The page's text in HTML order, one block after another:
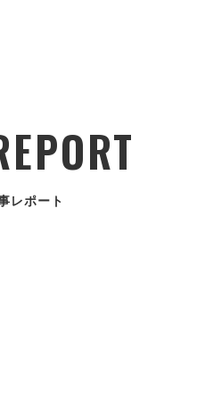
レポート